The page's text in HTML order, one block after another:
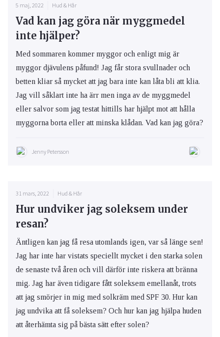
5 maj, 2022 Hud & Hår
Vad kan jag göra när myggmedel
inte hjälper?
Med sommaren kommer myggor och enligt mig är
myggor djävulens påfund! Jag får stora svullnader och
betten kliar så mycket att jag bara inte kan låta bli att klia.
Jag vill såklart inte ha ärr men inga av de myggmedel
eller salvor som jag testat hittills har hjälpt mot att hålla
myggorna borta eller att minska klådan. Vad kan jag göra?
Jenny Petersson
31 mars, 2022 Hud & Hår
Hur undviker jag soleksem under
resan?
Äntligen kan jag få resa utomlands igen, var så länge sen!
Jag har inte har vistats speciellt mycket i den starka solen
de senaste två åren och vill därför inte riskera att bränna
mig. Jag har även tidigare fått soleksem emellanåt, trots
att jag smörjer in mig med solkräm med SPF 30. Hur kan
jag undvika att få soleksem? Och hur kan jag hjälpa huden
att återhämta sig på bästa sätt efter solen?